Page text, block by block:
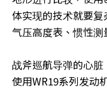
体实现的技术就要复
气压高度表、惯性测
战斧巡航导弹的心
使用WR19系列发动